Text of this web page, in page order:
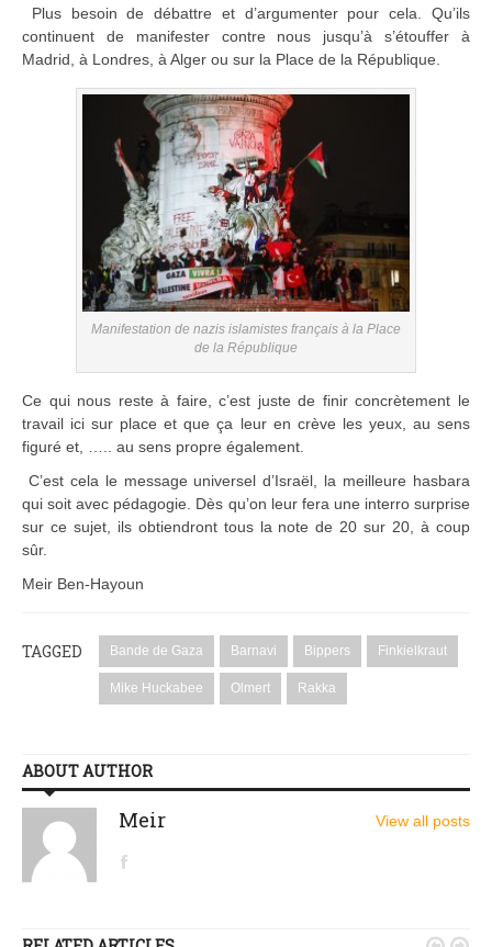
Plus besoin de débattre et d’argumenter pour cela. Qu’ils
continuent de manifester contre nous jusqu’à s’étouffer à
Madrid, à Londres, à Alger ou sur la Place de la République.
Manifestation de nazis islamistes français à la Place
de la République
Ce qui nous reste à faire, c’est juste de finir concrètement le
travail ici sur place et que ça leur en crève les yeux, au sens
figuré et, ….. au sens propre également.
C’est cela le message universel d’Israël, la meilleure hasbara
qui soit avec pédagogie. Dès qu’on leur fera une interro surprise
sur ce sujet, ils obtiendront tous la note de 20 sur 20, à coup
sûr.
Meir Ben-Hayoun
TAGGED Bande de Gaza Barnavi Bippers Finkielkraut
Mike Huckabee Olmert Rakka
ABOUT AUTHOR
Meir View all posts